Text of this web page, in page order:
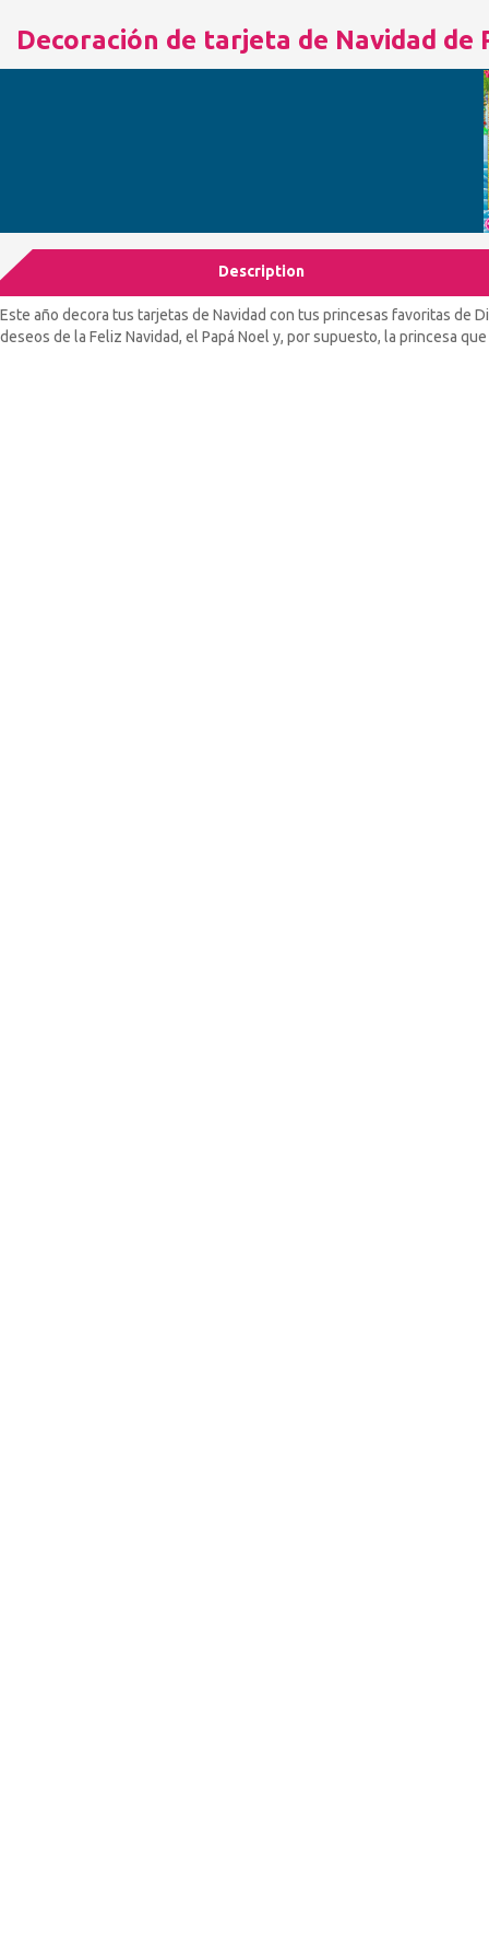
Decoración de tarjeta de Navidad de
Description
Este año decora tus tarjetas de Navidad con tus princesas favoritas de
deseos de la Feliz Navidad, el Papá Noel y, por supuesto, la princesa